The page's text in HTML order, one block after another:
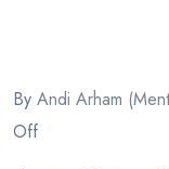
By Andi Arham
Off